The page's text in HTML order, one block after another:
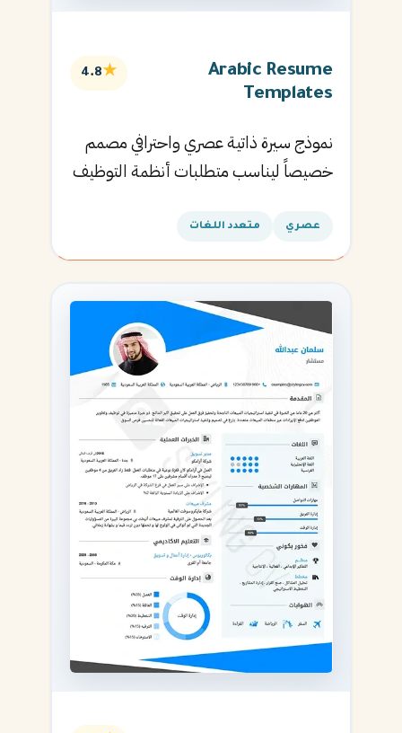
Arabic Resume
Templates
★
4.8
نموذج سيرة ذاتية عصري واحترافي مصمم
خصيصاً ليناسب متطلبات أنظمة التوظيف
القادمة.
عصري متعدد اللغات